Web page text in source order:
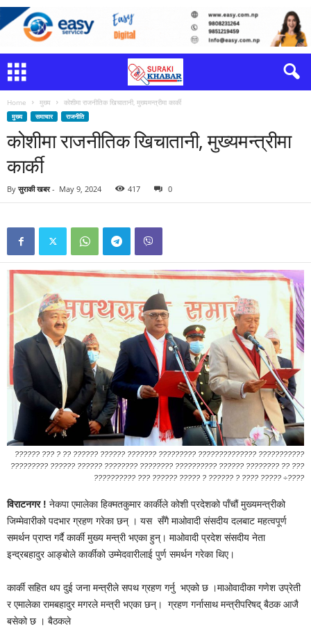
Home मुख्य कोशीमा राजनीतिक खिचातानी, मुख्यमन्त्रीमा कार्की
मुख्य समाचार राजनीति
कोशीमा राजनीतिक खिचातानी, मुख्यमन्त्रीमा
कार्की
By सुराकी खबर- May 9, 2024 417 0
?????? ??? ? ?? ?????? ?????? ??????? ????????? ?????????????? ???????????
????????? ?????? ?????? ???????? ???????? ?????????? ?????? ???????? ?? ???
?????????? ??? ?????? ????? ? ?????? ? ???? ????? ÷????
विराटनगर ! नेकपा एमालेका हिक्मतकुमार कार्कीले कोशी प्रदेशको पाँचौं मुख्यमन्त्रीको
जिम्मेवारीको पदभार ग्रहण गरेका छन् । यस सँगै माओवादी संसदीय दलबाट महत्वपूर्ण
समर्थन प्राप्त गर्दै कार्की मुख्य मन्त्री भएका हुन्। माओवादी प्रदेश संसदीय नेता
इन्द्रबहादुर आङ्बोले कार्कीको उम्मेदवारीलाई पुर्ण समर्थन गरेका थिए।
कार्की सहित थप दुई जना मन्त्रीले सपथ ग्रहण गर्नु भएको छ ।माओवादीका गणेश उप्रेती
र एमालेका रामबहादुर मगरले मन्त्री भएका छन्। ग्रहण गर्नासाथ मन्त्रीपरिषद् बैठक आजै
बसेको छ । बैठकले